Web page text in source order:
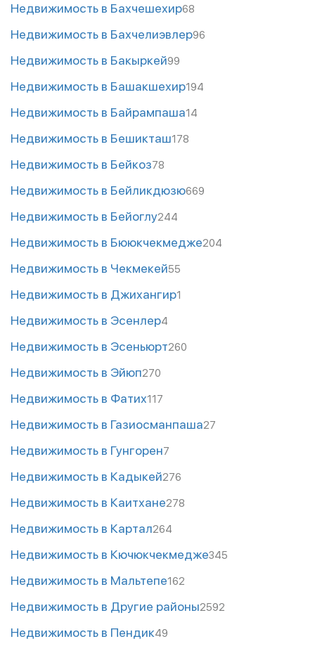
Недвижимость в Бахчешехир68
Недвижимость в Бахчелиэвлер96
Недвижимость в Бакыркей99
Недвижимость в Башакшехир194
Недвижимость в Байрампаша14
Недвижимость в Бешикташ178
Недвижимость в Бейкоз78
Недвижимость в Бейликдюзю669
Недвижимость в Бейоглу244
Недвижимость в Бююкчекмедже204
Недвижимость в Чекмекей55
Недвижимость в Джихангир1
Недвижимость в Эсенлер4
Недвижимость в Эсеньюрт260
Недвижимость в Эйюп270
Недвижимость в Фатих117
Недвижимость в Газиосманпаша27
Недвижимость в Гунгорен7
Недвижимость в Кадыкей276
Недвижимость в Каитхане278
Недвижимость в Картал264
Недвижимость в Кючюкчекмедже345
Недвижимость в Мальтепе162
Недвижимость в Другие районы2592
Недвижимость в Пендик49